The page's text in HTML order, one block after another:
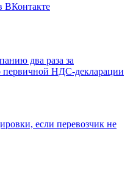
ВКонтакте
два раза за
первичной НДС-декларации
если перевозчик не